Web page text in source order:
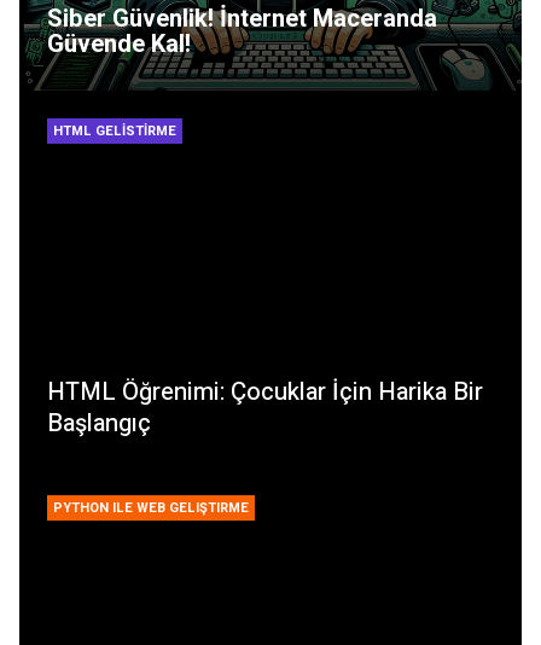
Siber Güvenlik! İnternet Maceranda
Güvende Kal!
HTML GELISTIRME
HTML Öğrenimi: Çocuklar İçin Harika Bir
Başlangıç
PYTHON ILE WEB GELIŞTIRME